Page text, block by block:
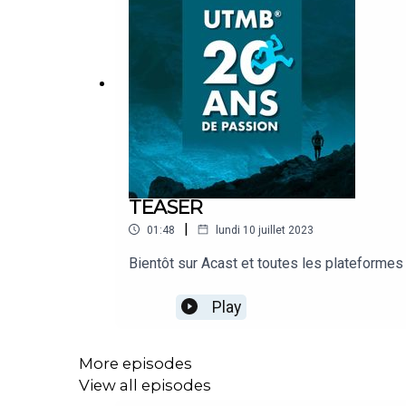
TEASER
01:48 | lundi 10 juillet 2023
Bientôt sur Acast et toutes les
Play
More episodes
View all episodes